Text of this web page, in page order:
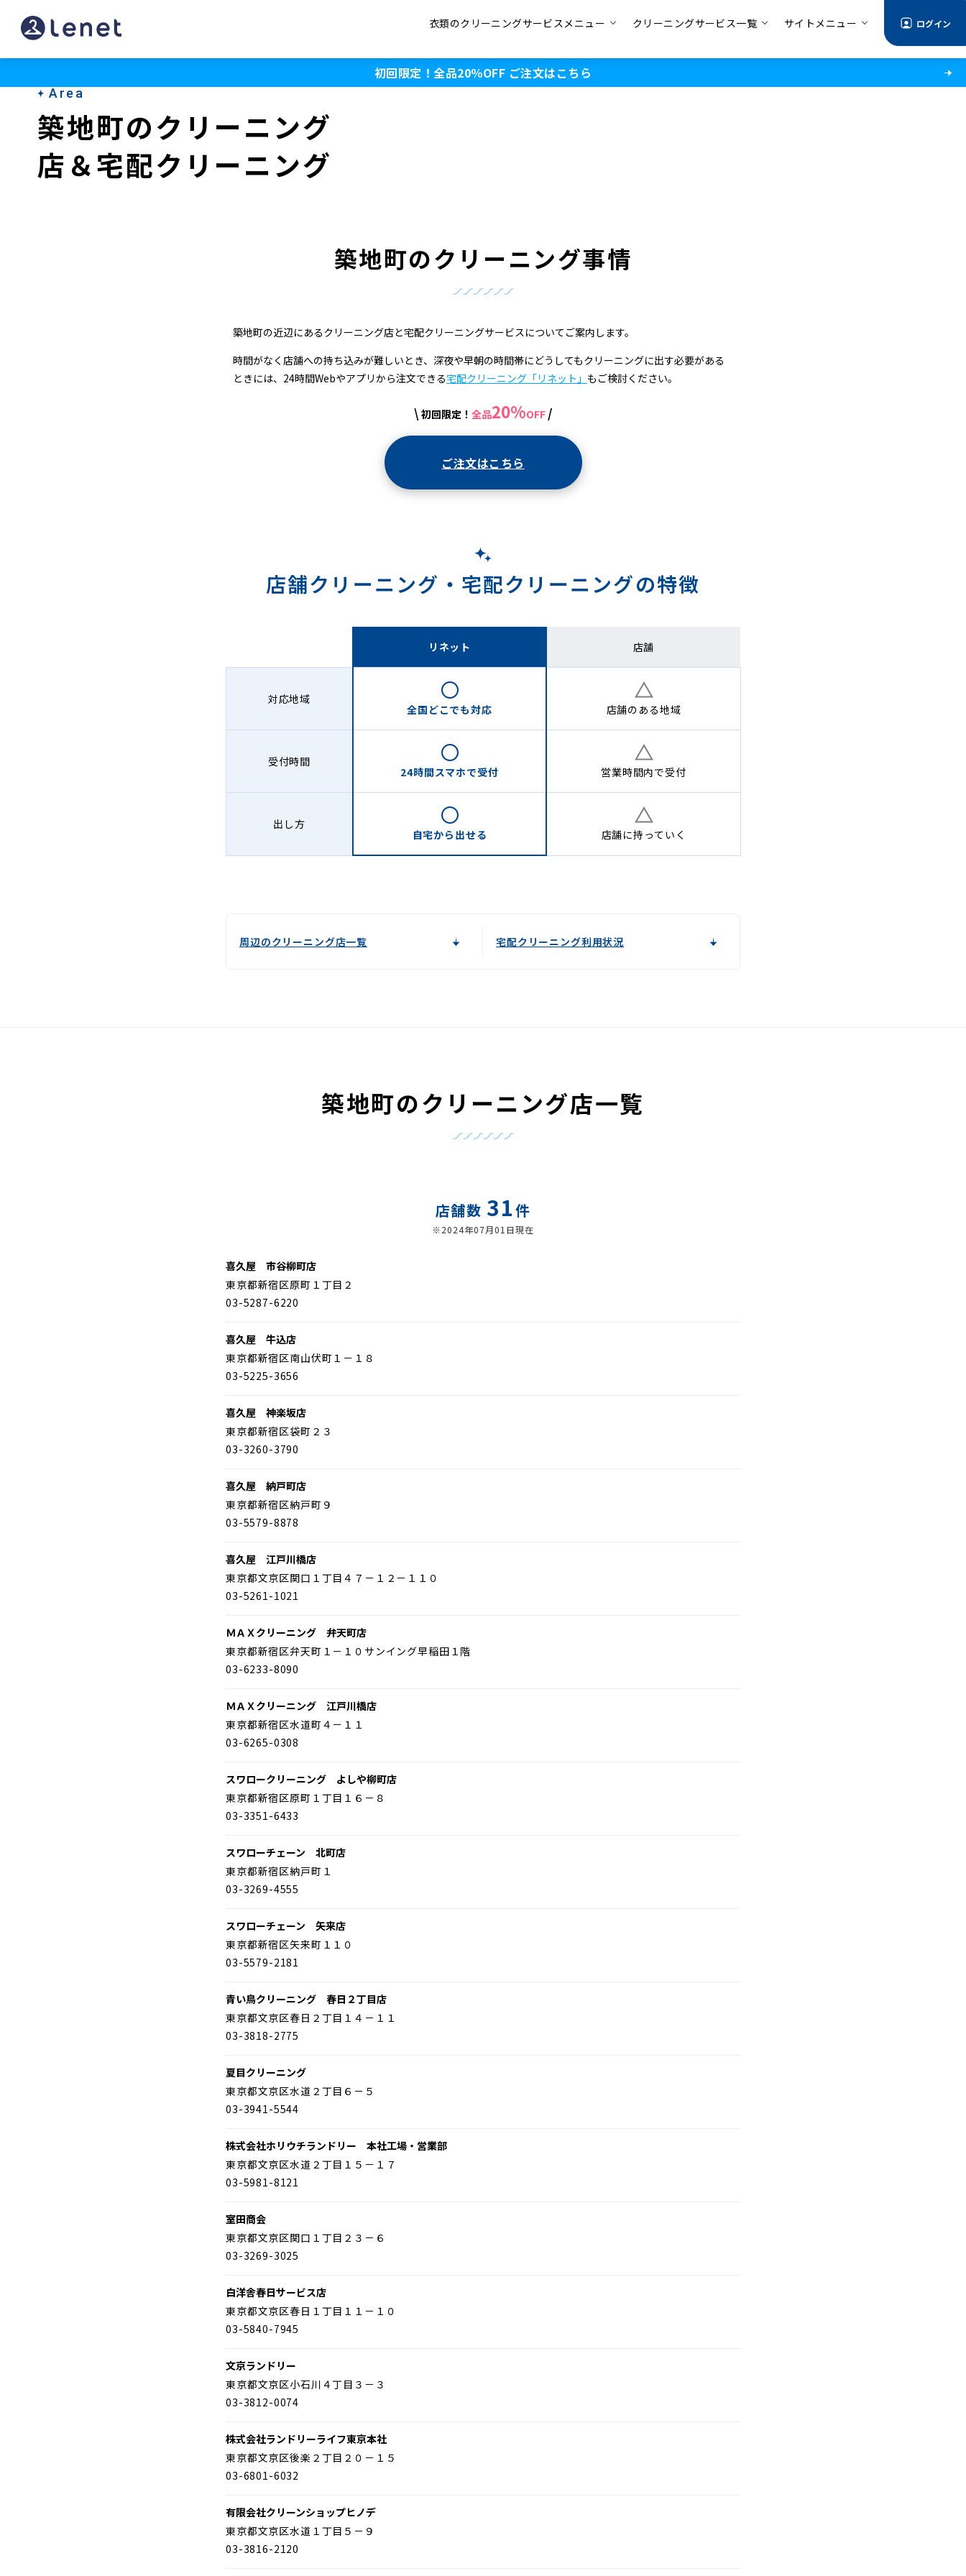
築
地
衣類のクリーニングサービスメニュー クリーニングサービス一覧 サイトメニュー ログイン
初回限定！全品20％OFF ご注文はこちら
Area
築地町のクリーニング
店＆宅配クリーニング
築地町のクリーニング事情
築地町の近辺にあるクリーニング店と宅配クリーニングサービスについてご案内します。
時間がなく店舗への持ち込みが難しいとき、深夜や早朝の時間帯にどうしてもクリーニングに出す必要がある
ときには、24時間Webやアプリから注文できる宅配クリーニング「リネット」 もご検討ください。
\ 初回限定！ 全品20%OFF /
ご注文はこちら
店舗クリーニング・ 宅配クリーニングの特徴
リネット 店舗
対応地域
全国どこでも対応 店舗の ある地域
受付時間
24時間スマホで受付 営業時間内で受付
出し方
自宅から 出せる 店舗に持っていく
周辺のクリーニング店一覧 宅配クリーニング利用状況
築地町のクリーニング店一覧
店舗数 31件
※2024年07月01日現在
喜久屋 市谷柳町店
東京都新宿区原町１丁目２
03-5287-6220
喜久屋 牛込店
東京都新宿区南山伏町１－１８
03-5225-3656
喜久屋 神楽坂店
東京都新宿区袋町２３
03-3260-3790
喜久屋 納戸町店
東京都新宿区納戸町９
03-5579-8878
喜久屋 江戸川橋店
東京都文京区関口１丁目４７－１２－１１０
03-5261-1021
ＭＡＸクリーニング 弁天町店
東京都新宿区弁天町１－１０サンイング早稲田１階
03-6233-8090
ＭＡＸクリーニング 江戸川橋店
東京都新宿区水道町４－１１
03-6265-0308
スワロークリーニング よしや柳町店
東京都新宿区原町１丁目１６－８
03-3351-6433
スワローチェーン 北町店
東京都新宿区納戸町１
03-3269-4555
スワローチェーン 矢来店
東京都新宿区矢来町１１０
03-5579-2181
青い鳥クリーニング 春日２丁目店
東京都文京区春日２丁目１４－１１
03-3818-2775
夏目クリーニング
東京都文京区水道２丁目６－５
03-3941-5544
株式会社ホリウチランドリー 本社工場・営業部
東京都文京区水道２丁目１５－１７
03-5981-8121
室田商会
東京都文京区関口１丁目２３－６
03-3269-3025
白洋舎春日サービス店
東京都文京区春日１丁目１１－１０
03-5840-7945
文京ランドリー
東京都文京区小石川４丁目３－３
03-3812-0074
株式会社ランドリーライフ東京本社
東京都文京区後楽２丁目２０－１５
03-6801-6032
有限会社クリーンショップヒノデ
東京都文京区水道１丁目５－９
03-3816-2120